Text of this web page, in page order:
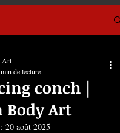
conch |
Body Art
Art
min de lecture
20 août 2025